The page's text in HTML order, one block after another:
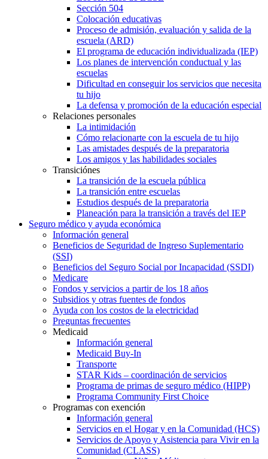
Sección 504
Colocación educativas
Proceso de admisión, evaluación y salida de la
escuela (ARD)
El programa de educación individualizada (IEP)
Los planes de intervención conductual y las
escuelas
Dificultad en conseguir los servicios que necesita
tu hijo
La defensa y promoción de la educación especial
Relaciones personales
La intimidación
Cómo relacionarte con la escuela de tu hijo
Las amistades después de la preparatoria
Los amigos y las habilidades sociales
Transiciónes
La transición de la escuela pública
La transición entre escuelas
Estudios después de la preparatoria
Planeación para la transición a través del IEP
Seguro médico y ayuda económica
Información general
Beneficios de Seguridad de Ingreso Suplementario
(SSI)
Beneficios del Seguro Social por Incapacidad (SSDI)
Medicare
Fondos y servicios a partir de los 18 años
Subsidios y otras fuentes de fondos
Ayuda con los costos de la electricidad
Preguntas frecuentes
Medicaid
Información general
Medicaid Buy-In
Transporte
STAR Kids – coordinación de servicios
Programa de primas de seguro médico (HIPP)
Programa Community First Choice
Programas con exención
Información general
Servicios en el Hogar y en la Comunidad (HCS)
Servicios de Apoyo y Asistencia para Vivir en la
Comunidad (CLASS)